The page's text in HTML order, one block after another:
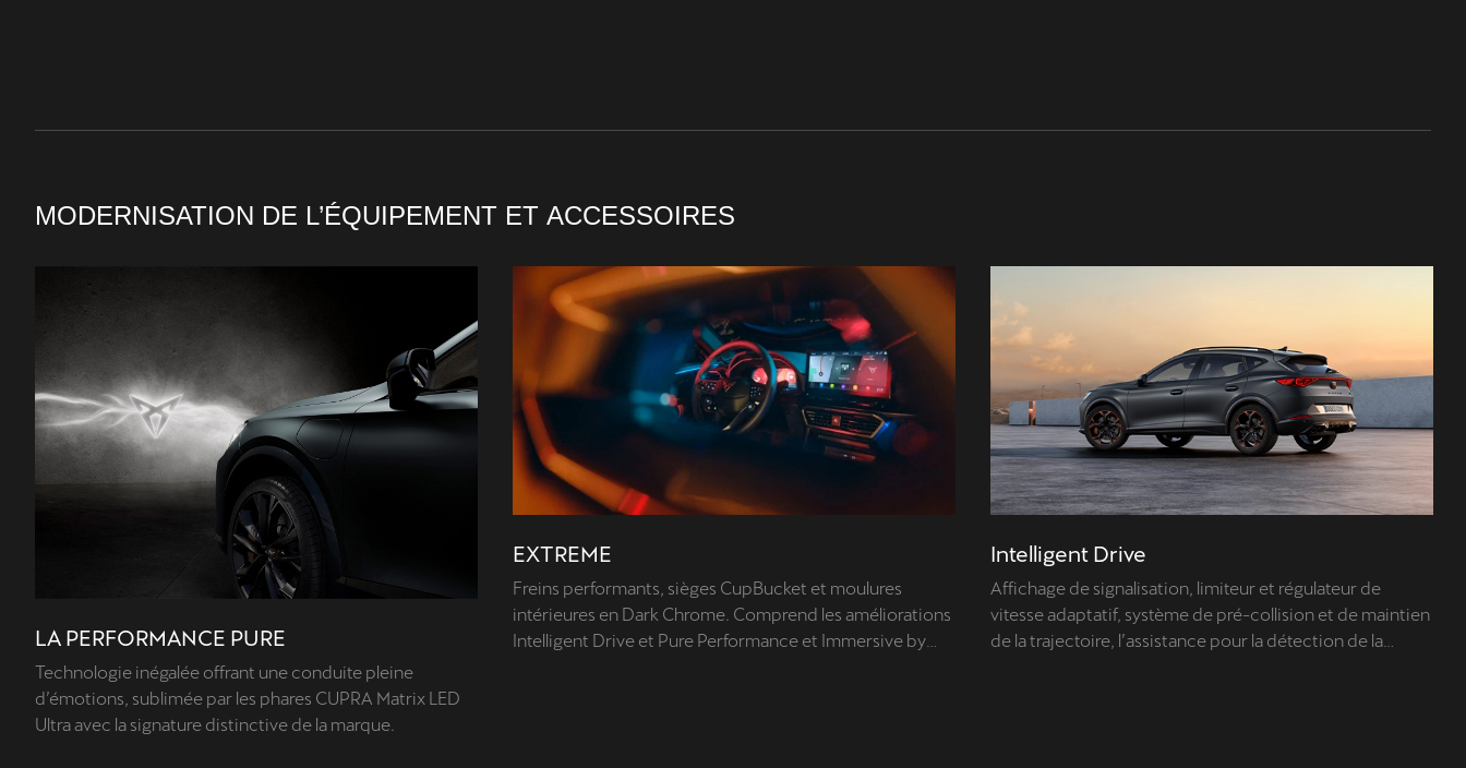
MODERNISATION DE L’ÉQUIPEMENT ET ACCESSOIRES
LA PERFORMANCE PURE
Technologie inégalée offrant une conduite pleine
d’émotions, sublimée par les phares CUPRA Matrix LED
Ultra avec la signature distinctive de la marque.
EXTREME
Freins performants, sièges CupBucket et moulures
intérieures en Dark Chrome. Comprend les améliorations
Intelligent Drive et Pure Performance et Immersive by
Intelligent Drive
Affichage de signalisation, limiteur et régulateur de
vitesse adaptatif, système de pré-collision et de maintien
de la trajectoire, l’assistance pour la détection de la